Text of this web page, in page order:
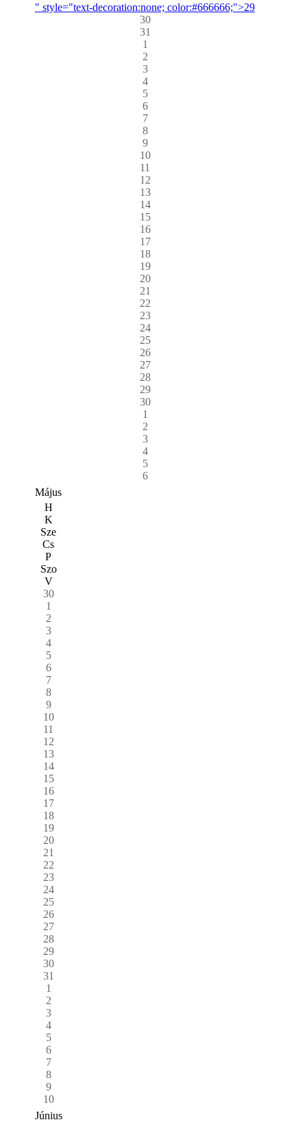
" style="text-decoration:none; color:#666666;">29
30
31
1
2
3
4
5
6
7
8
9
10
11
12
13
14
15
16
17
18
19
20
21
22
23
24
25
26
27
28
29
30
1
2
3
4
5
6
Május
H
K
Sze
Cs
P
Szo
V
30
1
2
3
4
5
6
7
8
9
10
11
12
13
14
15
16
17
18
19
20
21
22
23
24
25
26
27
28
29
30
31
1
2
3
4
5
6
7
8
9
10
Június